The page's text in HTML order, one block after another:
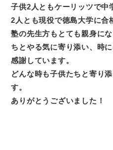
子供2人ともケーリッツで中
2人とも現役で徳島大学に合
塾の先生方もとても親身に
ちとやる気に寄り添い、時
感謝しています。
どんな時も子供たちと寄り
す。
ありがとうございました！